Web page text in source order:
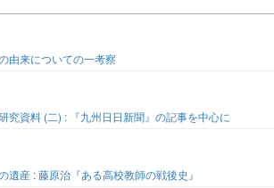
由来についての一考察
究資料 (二) : 『九州日日新聞』の記事を中心に
遺産 : 藤原治『ある高校教師の戦後史』